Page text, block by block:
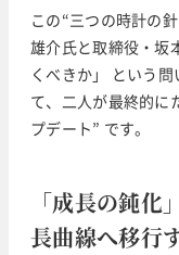
この“三つの時計の
雄介氏と取締役・坂
くべきか」 という
て、二人が最終的に
プデート” です。
「成長の鈍
長曲線へ移行